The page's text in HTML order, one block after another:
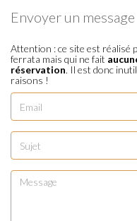
Envoyer un message
Attention : ce site est réalisé
ferrata mais qui ne fait
réservation. Il est donc
raisons !